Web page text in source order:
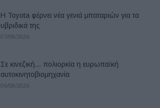
Η Toyota φέρνει νέα γενιά μπαταριών για τα
υβριδικά της
07/08/2026
Σε κινεζική… πολιορκία η ευρωπαϊκή
αυτοκινητοβιομηχανία
06/08/2026